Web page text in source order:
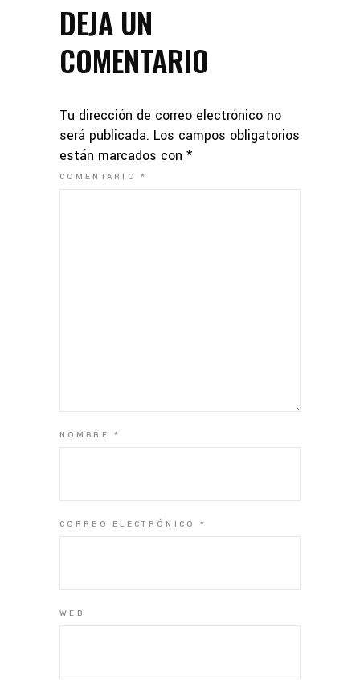
DEJA UN
COMENTARIO
Tu dirección de correo electrónico no
será publicada. Los campos obligatorios
están marcados con *
COMENTARIO*
NOMBRE*
CORREO ELECTRÓNICO *
WEB